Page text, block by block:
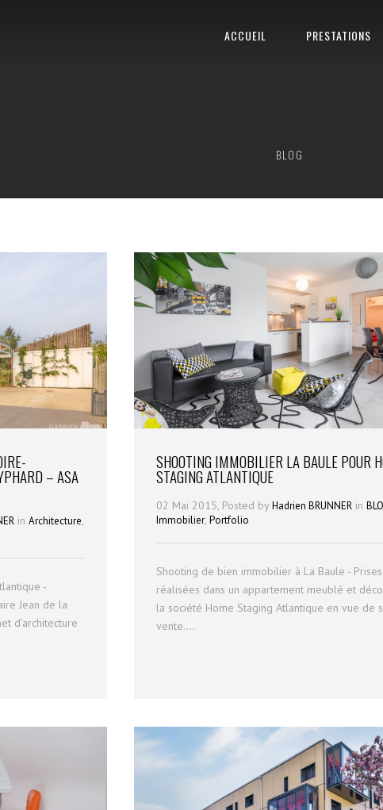
ACCUEIL PRESTATIONS
BLOG
– ASA
in Architecture,
-
Jean de la
d'architecture
SHOOTING IMMOBILIER LA BAULE POUR
STAGING ATLANTIQUE
02 Mai 2015, Posted byHadrien BRUNNER in
Immobilier,Portfolio
Shooting de bien immobilier à La Baule -
réalisées dans un appartement meublé et
la société Home Staging Atlantique en vue de
vente....